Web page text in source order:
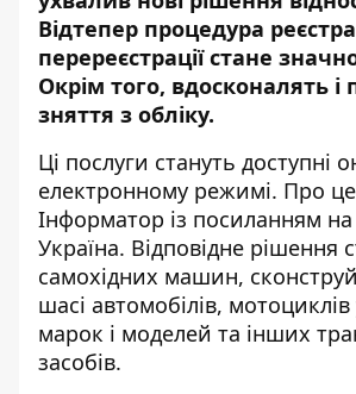
Відтепер процедура
перереєстрації стане
Окрім того, вдосконалять і
зняття з обліку.
Ці послуги стануть доступні
електронному режимі. Про
Інформатор із посиланням
Україна. Відповідне рішення
самохідних машин,
шасі автомобілів, мотоциклів
марок і моделей та інших
засобів.